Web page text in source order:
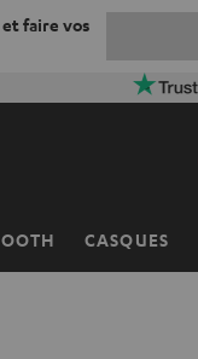
faire vos
CASQUES